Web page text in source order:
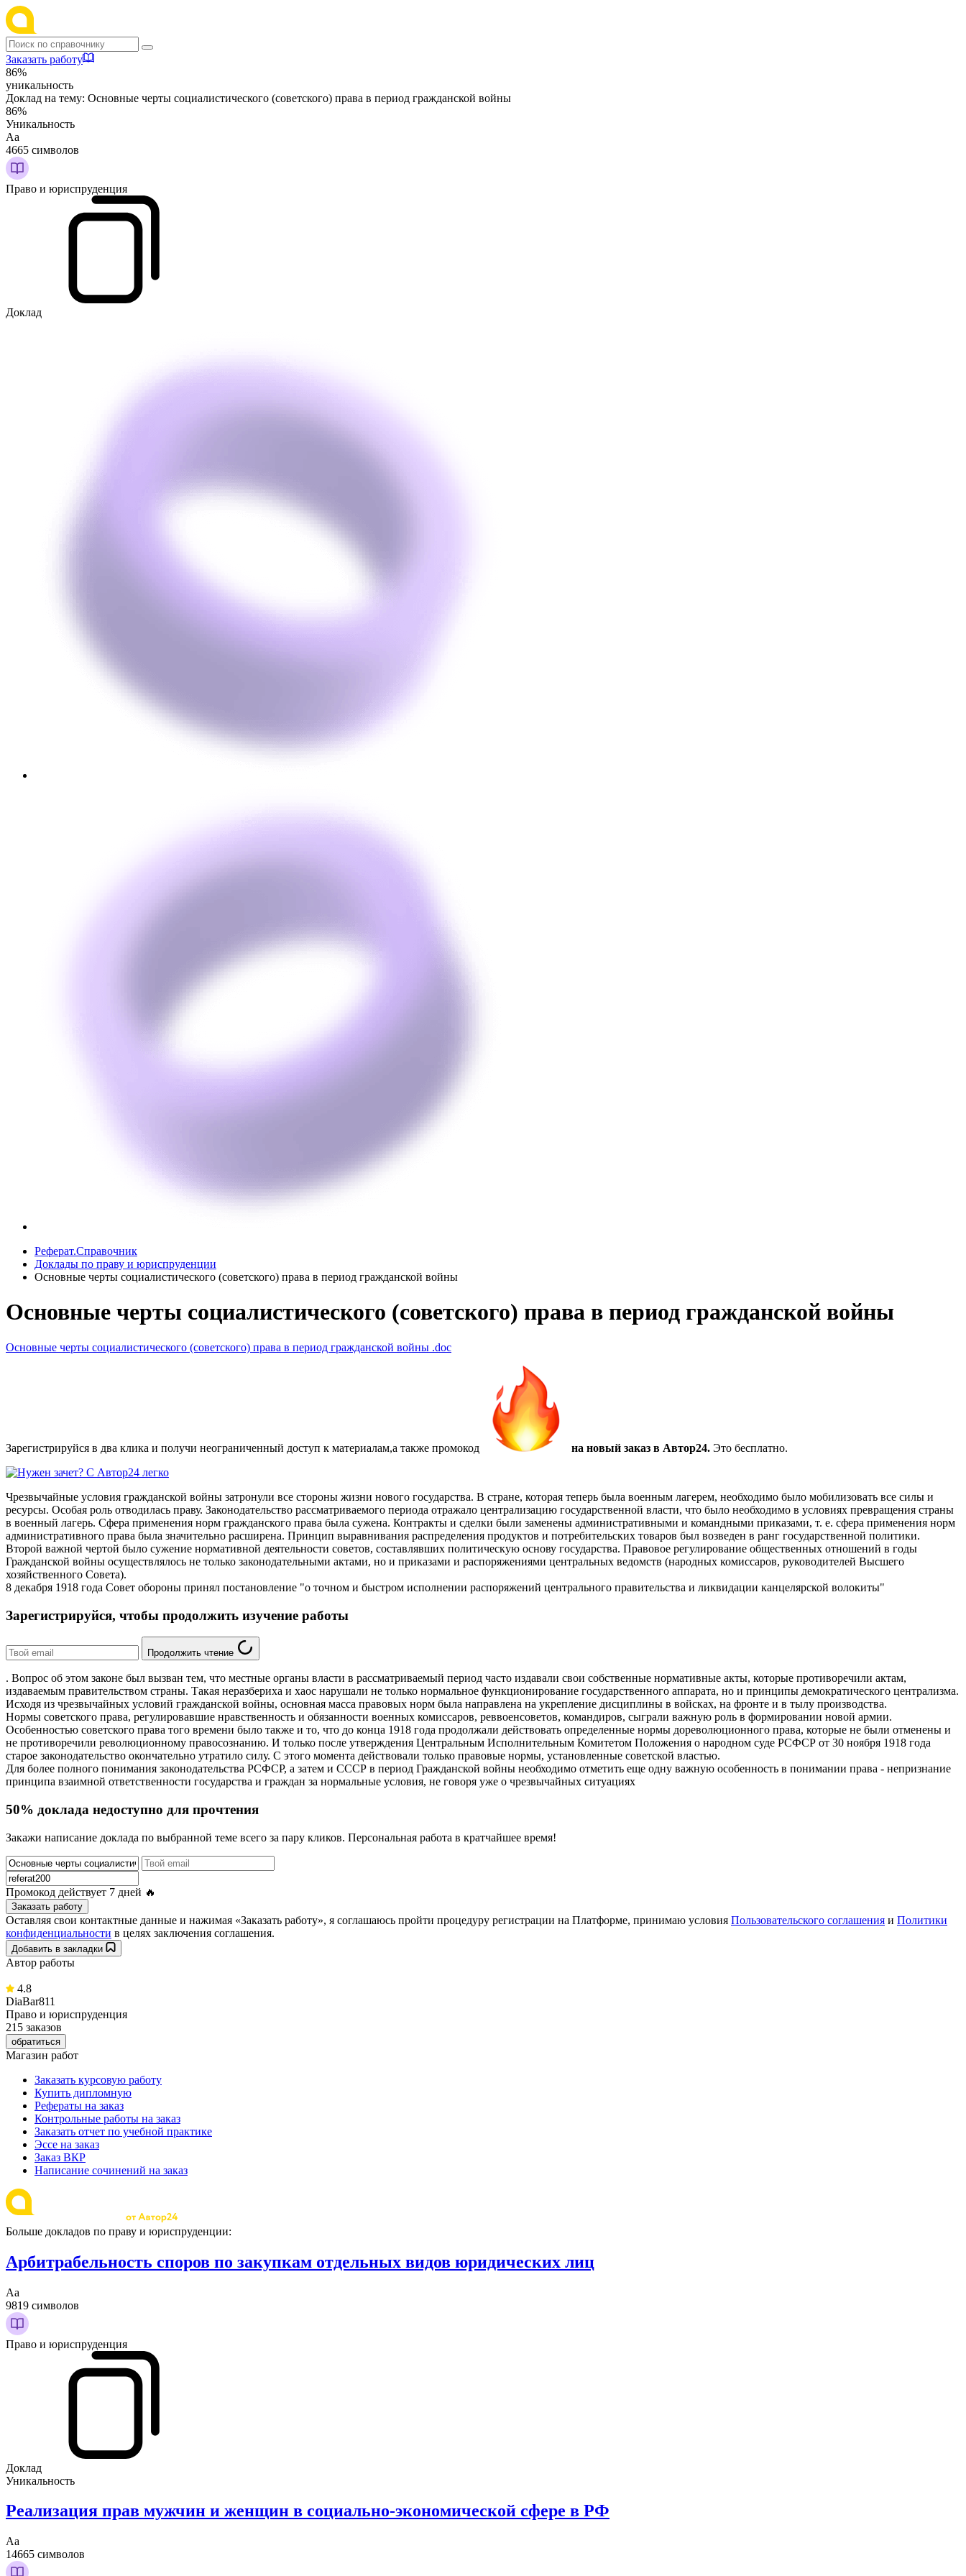
Заказать работу
86%
уникальность
Доклад на тему: Основные черты социалистического (советского) права в период гражданской войны
86%
Уникальность
Аа
4665 символов
Право и юриспруденция
Доклад
Реферат.Справочник
Доклады по праву и юриспруденции
Основные черты социалистического (советского) права в период гражданской войны
Основные черты социалистического (советского) права в период гражданской войны
Основные черты социалистического (советского) права в период гражданской войны .doc
Зарегистрируйся в два клика и получи неограниченный доступ к материалам,а также промокод на новый заказ в Автор24. Это бесплатно.
Чрезвычайные условия гражданской войны затронули все стороны жизни нового государства. В стране, которая теперь была военным лагерем, необходимо было мобилизовать все силы и
ресурсы. Особая роль отводилась праву. Законодательство рассматриваемого периода отражало централизацию государственной власти, что было необходимо в условиях превращения страны
в военный лагерь. Сфера применения норм гражданского права была сужена. Контракты и сделки были заменены административными и командными приказами, т. е. сфера применения норм
административного права была значительно расширена. Принцип выравнивания распределения продуктов и потребительских товаров был возведен в ранг государственной политики.
Второй важной чертой было сужение нормативной деятельности советов, составлявших политическую основу государства. Правовое регулирование общественных отношений в годы
Гражданской войны осуществлялось не только законодательными актами, но и приказами и распоряжениями центральных ведомств (народных комиссаров, руководителей Высшего
хозяйственного Совета).
8 декабря 1918 года Совет обороны принял постановление "о точном и быстром исполнении распоряжений центрального правительства и ликвидации канцелярской волокиты"
Зарегистрируйся, чтобы продолжить изучение работы
Продолжить чтение
. Вопрос об этом законе был вызван тем, что местные органы власти в рассматриваемый период часто издавали свои собственные нормативные акты, которые противоречили актам,
издаваемым правительством страны. Такая неразбериха и хаос нарушали не только нормальное функционирование государственного аппарата, но и принципы демократического централизма.
Исходя из чрезвычайных условий гражданской войны, основная масса правовых норм была направлена на укрепление дисциплины в войсках, на фронте и в тылу производства.
Нормы советского права, регулировавшие нравственность и обязанности военных комиссаров, реввоенсоветов, командиров, сыграли важную роль в формировании новой армии.
Особенностью советского права того времени было также и то, что до конца 1918 года продолжали действовать определенные нормы дореволюционного права, которые не были отменены и
не противоречили революционному правосознанию. И только после утверждения Центральным Исполнительным Комитетом Положения о народном суде РСФСР от 30 ноября 1918 года
старое законодательство окончательно утратило силу. С этого момента действовали только правовые нормы, установленные советской властью.
Для более полного понимания законодательства РСФСР, а затем и СССР в период Гражданской войны необходимо отметить еще одну важную особенность в понимании права - непризнание
принципа взаимной ответственности государства и граждан за нормальные условия, не говоря уже о чрезвычайных ситуациях
50% доклада недоступно для прочтения
Закажи написание доклада по выбранной теме всего за пару кликов. Персональная работа в кратчайшее время!
Промокод действует 7 дней 🔥
Заказать работу
Оставляя свои контактные данные и нажимая «Заказать работу», я соглашаюсь пройти процедуру регистрации на Платформе, принимаю условия Пользовательского соглашения и Политики
конфиденциальности в целях заключения соглашения.
Добавить в закладки
Автор работы
4.8
DiaBar811
Право и юриспруденция
215 заказов
обратиться
Магазин работ
Заказать курсовую работу
Купить дипломную
Рефераты на заказ
Контрольные работы на заказ
Заказать отчет по учебной практике
Эссе на заказ
Заказ ВКР
Написание сочинений на заказ
Больше докладов по праву и юриспруденции:
Арбитрабельность споров по закупкам отдельных видов юридических лиц
Аа
9819 символов
Право и юриспруденция
Доклад
Уникальность
Реализация прав мужчин и женщин в социально-экономической сфере в РФ
Аа
14665 символов